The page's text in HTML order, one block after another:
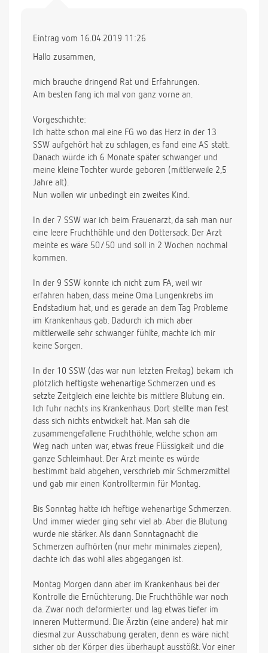
Eintrag vom 16.04.2019 11:26
Hallo zusammen,
mich brauche dringend Rat und Erfahrungen.
Am besten fang ich mal von ganz vorne an.
Vorgeschichte:
Ich hatte schon mal eine FG wo das Herz in der 13
SSW aufgehört hat zu schlagen, es fand eine AS statt.
Danach würde ich 6 Monate später schwanger und
meine kleine Tochter wurde geboren (mittlerweile 2,5
Jahre alt).
Nun wollen wir unbedingt ein zweites Kind.
In der 7 SSW war ich beim Frauenarzt, da sah man nur
eine leere Fruchthöhle und den Dottersack. Der Arzt
meinte es wäre 50/50 und soll in 2 Wochen nochmal
kommen.
In der 9 SSW konnte ich nicht zum FA, weil wir
erfahren haben, dass meine Oma Lungenkrebs im
Endstadium hat, und es gerade an dem Tag Probleme
im Krankenhaus gab. Dadurch ich mich aber
mittlerweile sehr schwanger fühlte, machte ich mir
keine Sorgen.
In der 10 SSW (das war nun letzten Freitag) bekam ich
plötzlich heftigste wehenartige Schmerzen und es
setzte Zeitgleich eine leichte bis mittlere Blutung ein.
Ich fuhr nachts ins Krankenhaus. Dort stellte man fest
dass sich nichts entwickelt hat. Man sah die
zusammengefallene Fruchthöhle, welche schon am
Weg nach unten war, etwas freue Flüssigkeit und die
ganze Schleimhaut. Der Arzt meinte es würde
bestimmt bald abgehen, verschrieb mir Schmerzmittel
und gab mir einen Kontrolltermin für Montag.
Bis Sonntag hatte ich heftige wehenartige Schmerzen.
Und immer wieder ging sehr viel ab. Aber die Blutung
wurde nie stärker. Als dann Sonntagnacht die
Schmerzen aufhörten (nur mehr minimales ziepen),
dachte ich das wohl alles abgegangen ist.
Montag Morgen dann aber im Krankenhaus bei der
Kontrolle die Ernüchterung. Die Fruchthöhle war noch
da. Zwar noch deformierter und lag etwas tiefer im
inneren Muttermund. Die Ärztin (eine andere) hat mir
diesmal zur Ausschabung geraten, denn es wäre nicht
sicher ob der Körper dies überhaupt ausstößt. Vor einer